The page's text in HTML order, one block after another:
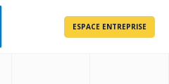
ESPACE ENTREPRISE